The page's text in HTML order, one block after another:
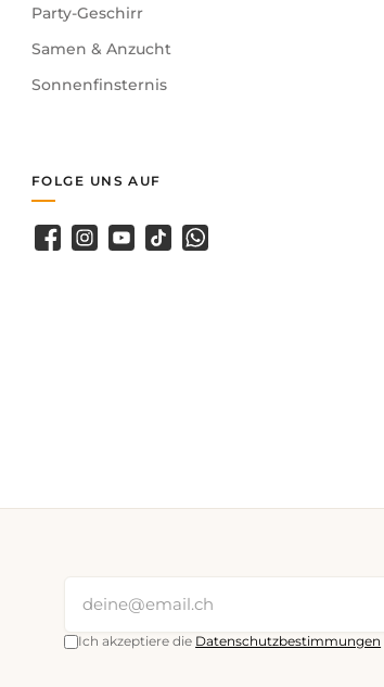
Party-Geschirr
Samen & Anzucht
Sonnenfinsternis
FOLGE UNS AUF
Facebook
Instagram
YouTubeTikTokWhatsApp
Ich akzeptiere die Datenschutzbestimmungen